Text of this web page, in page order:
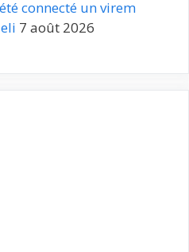
connecté un virem
7 août 2026